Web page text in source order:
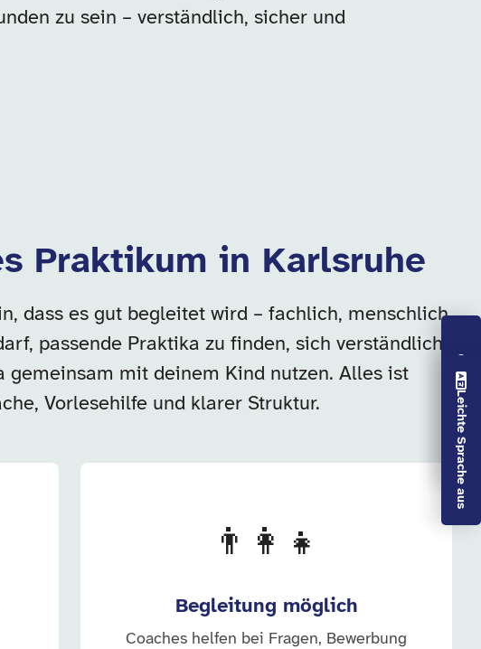
Vorlesen aus
Leichte Sprache aus
zu sein – verständlich, sicher und
Praktikum in Karlsruhe
dass es gut begleitet wird – fachlich, menschlich
passende Praktika zu finden, sich verständlich
gemeinsam mit deinem Kind nutzen. Alles ist
Vorlesehilfe und klarer Struktur.
👨‍👩‍👧
Begleitung möglich
Coaches helfen bei Fragen, Bewerbung